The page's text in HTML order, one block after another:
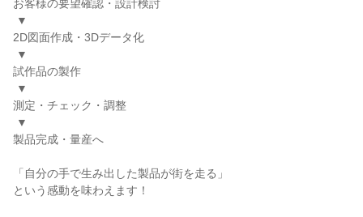
お客様の要望確認・設計検討
2D図面作成・3Dデータ化
試作品の製作
測定・チェック・調整
製品完成・量産へ
「自分の手で生み出した製品が街を走る」
という感動を味わえます！